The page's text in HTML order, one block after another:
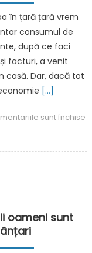
în țară țară vrem
consumul de
după ce faci
facturi, a venit
casă. Dar, dacă tot
[…]
sunt închise
oameni sunt